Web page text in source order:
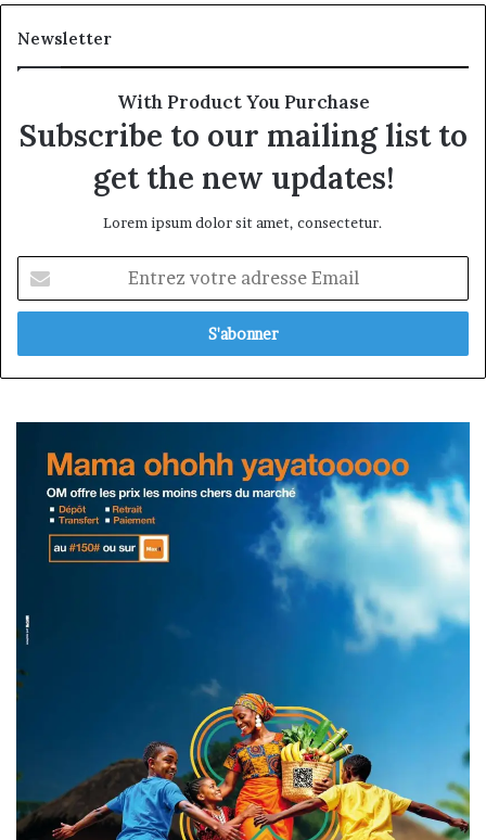
Newsletter
With Product You Purchase
Subscribe to our mailing list to
get the new updates!
Lorem ipsum dolor sit amet, consectetur.
votre
adresse